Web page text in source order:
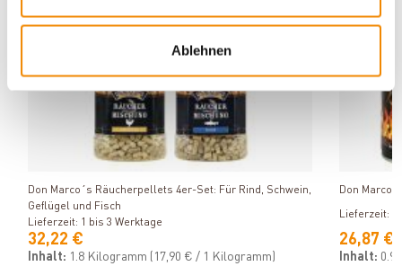
Ablehnen
Produkt ansehen
Don Marco´s Räucherpellets 4er-Set: Für Rind, Schwein,
Geflügel und Fisch
Lieferzeit: 1 bis 3 Werktage
32,22 €
Inhalt: 1.8 Kilogramm (17,90 € / 1 Kilogramm)
Don
Lieferzeit: 1
26,87 €
Inhalt: 0.9